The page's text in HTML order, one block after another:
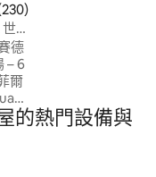
評價中獲得 4.86 的平均
世
– 6
爾
鐘
和
的熱門設備與